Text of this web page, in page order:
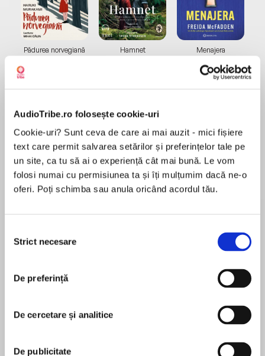
AudioTribe.ro folosește cookie-uri
Cookie-uri? Sunt ceva de care ai mai auzit - mici fișiere
text care permit salvarea setărilor și preferințelor tale pe
un site, ca tu să ai o experiență cât mai bună. Le vom
folosi numai cu permisiunea ta și îți mulțumim dacă ne-o
oferi. Poți schimba sau anula oricând acordul tău.
consimțământului
Strict necesare
De preferință
De cercetare și analitice
De publicitate
Pădurea norvegiană
Elita de Argint (Elita
de...
Dani Francis
Hamnet
Diavolul se îmbracă de
la...
Lauren Weisberger
Menajera
Migdală
Relația dintre Persefona și Hades a devenit
publică, presa vuiește, iar pericolul de a fi dată
în vileag drept Zeița Primăverii pândește la tot
Ca și cum nu ar fi suficient, cunoscuții par
dornici să o avertizeze pe Persefona în privința